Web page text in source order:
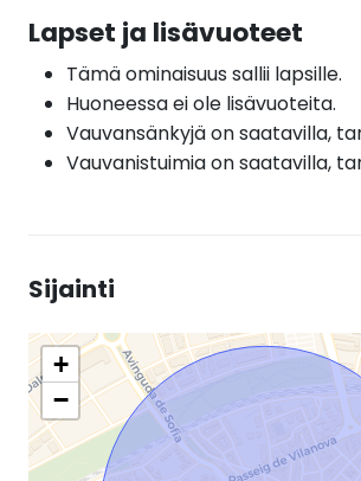
Lapset ja lisävuoteet
Tämä ominaisuus sallii lapsille.
Huoneessa ei ole lisävuoteita.
Vauvansänkyjä on saatavilla,
Vauvanistuimia on saatavilla,
Sijainti
+
−